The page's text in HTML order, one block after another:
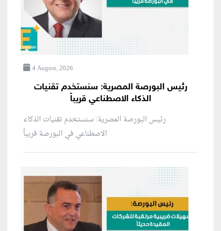
4 August, 2026
رئيس البورصة المصرية: سنستخدم تقنيات
الذكاء الاصطناعي قريباً
رئيس البورصة المصرية: سنستخدم تقنيات الذكاء
الاصطناعي في البورصة قريباً